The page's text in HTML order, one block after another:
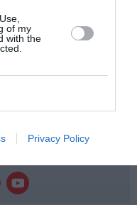
of my
with the
Privacy Policy
νέα για